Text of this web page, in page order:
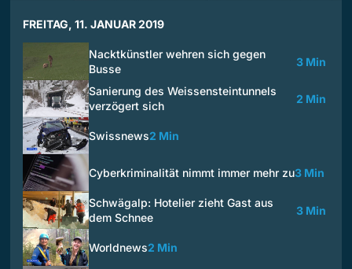
FREITAG, 11. JANUAR 2019
Nacktkünstler wehren sich gegen
Busse
3 Min
Sanierung des Weissensteintunnels
verzögert sich
2 Min
Swissnews2 Min
Cyberkriminalität nimmt immer mehr zu3 Min
Schwägalp: Hotelier zieht Gast aus
dem Schnee
3 Min
Worldnews2 Min